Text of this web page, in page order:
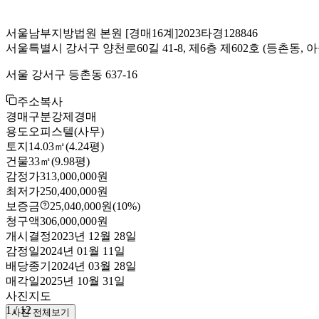
서울남부지방법원 본원 [경매16계]2023타경128846
서울특별시 강서구 양천로60길 41-8, 제6층 제602호 (등촌동,
서울 강서구 등촌동 637-16
주소복사
경매구분강제경매
용도 오피스텔(사무)
토지 14.03㎡(4.24평)
건물33㎡(9.98평)
감정가313,000,000원
최저가250,400,000원
보증금
25,040,000원(10%)
청구액306,000,000원
개시결정2023년 12월 28일
감정일2024년 01월 11일
배당종기 2024년 03월 28일
매각일2025년 10월 31일
사진지도
1 /12
사진 전체보기